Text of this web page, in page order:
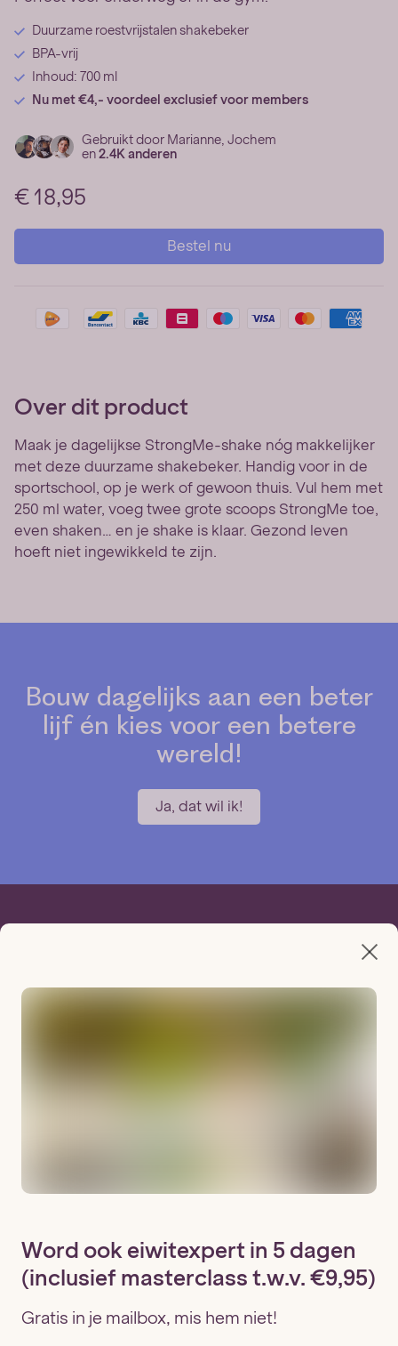
Duurzame roestvrijstalen shakebeker
BPA-vrij
Inhoud: 700 ml
Nu met €4,- voordeel exclusief voor members
Gebruikt door Marianne, Jochem
en2.4K anderen
€ 18,95
Bestel nu
Over dit product
Maak je dagelijkse StrongMe-shake nóg makkelijker
met deze duurzame shakebeker. Handig voor in de
sportschool, op je werk of gewoon thuis. Vul hem met
250 ml water, voeg twee grote scoops StrongMe toe,
even shaken… en je shake is klaar. Gezond leven
hoeft niet ingewikkeld te zijn.
Bouw dagelijks aan een beter
lijf én kies voor een betere
wereld!
Ja, dat wil ik!
A stronger
Flexibel Membership
Eiwitcalculator
LIFESTYLE
Word ook eiwitexpert in 5 dagen
(inclusief masterclass t.w.v. €9,95)
Gratis in je mailbox, mis hem niet!